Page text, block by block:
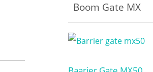
Boom Gate MX